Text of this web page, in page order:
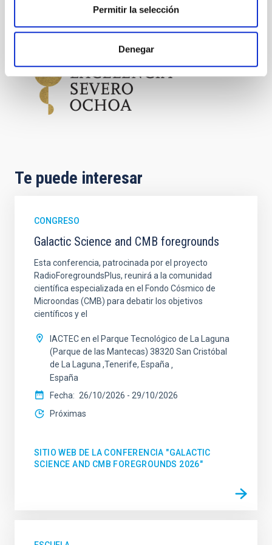
Permitir la selección
Denegar
Te puede interesar
CONGRESO
Galactic Science and CMB foregrounds
Esta conferencia, patrocinada por el proyecto
RadioForegroundsPlus, reunirá a la comunidad
científica especializada en el Fondo Cósmico de
Microondas (CMB) para debatir los objetivos
científicos y el
IACTEC en el Parque Tecnológico de La Laguna
(Parque de las Mantecas) 38320 San Cristóbal
de La Laguna ,Tenerife, España
España
Fecha
26/10/2026 - 29/10/2026
Próximas
SITIO WEB DE LA CONFERENCIA "GALACTIC
SCIENCE AND CMB FOREGROUNDS 2026"